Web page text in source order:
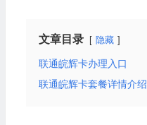
文章目录 隐藏
联通皖辉卡办理入口
联通皖辉卡套餐详情介绍